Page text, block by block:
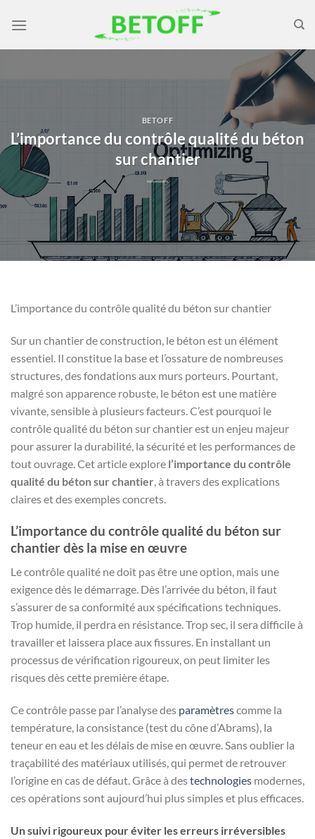
BETOFF
L’importance du contrôle qualité du béton
sur chantier
L’importance du contrôle qualité du béton sur chantier
Sur un chantier de construction, le béton est un élément
essentiel. Il constitue la base et l’ossature de nombreuses
structures, des fondations aux murs porteurs. Pourtant,
malgré son apparence robuste, le béton est une matière
vivante, sensible à plusieurs facteurs. C’est pourquoi le
contrôle qualité du béton sur chantier est un enjeu majeur
pour assurer la durabilité, la sécurité et les performances de
tout ouvrage. Cet article explore l’importance du contrôle
qualité du béton sur chantier , à travers des explications
claires et des exemples concrets.
L’importance du contrôle qualité du béton sur
chantier dès la mise en œuvre
Le contrôle qualité ne doit pas être une option, mais une
exigence dès le démarrage. Dès l’arrivée du béton, il faut
s’assurer de sa conformité aux spécifications techniques.
Trop humide, il perdra en résistance. Trop sec, il sera difficile à
travailler et laissera place aux fissures. En installant un
processus de vérification rigoureux, on peut limiter les
risques dès cette première étape.
Ce contrôle passe par l’analyse des paramètrescomme la
température, la consistance (test du cône d’Abrams), la
teneur en eau et les délais de mise en œuvre. Sans oublier la
traçabilité des matériaux utilisés, qui permet de retrouver
l’origine en cas de défaut. Grâce à destechnologies modernes,
ces opérations sont aujourd’hui plus simples et plus efficaces.
Un suivi rigoureux pour éviter les erreurs irréversibles